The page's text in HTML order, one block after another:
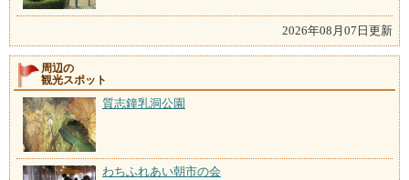
2026年08月07日更新
周辺の
観光スポット
質志鐘乳洞公園
わちふれあい朝市の会